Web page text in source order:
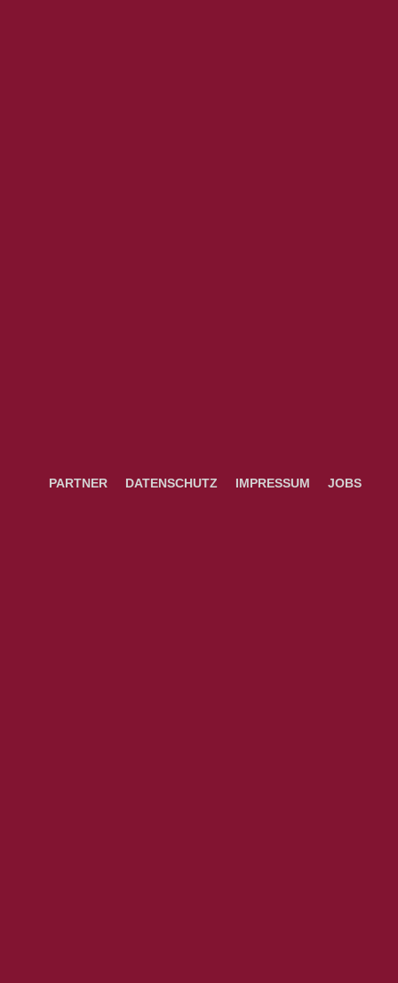
PARTNER DATENSCHUTZ IMPRESSUM JOBS